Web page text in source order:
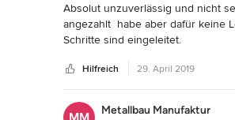
Absolut unzuverlässig und nicht
angezahlt  habe aber dafür keine
Schritte sind eingeleitet.
Hilfreich 29. April 2019
Metallbau Manufaktur